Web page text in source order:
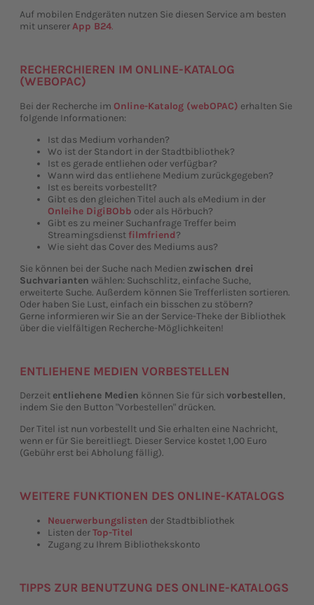
Auf mobilen Endgeräten nutzen Sie diesen Service am besten
mit unsererApp B24.
RECHERCHIEREN IM ONLINE-KATALOG
(WEBOPAC)
Bei der Recherche im Online-Katalog (webOPAC) erhalten Sie
folgende Informationen:
Ist das Medium vorhanden?
Wo ist der Standort in der Stadtbibliothek?
Ist es gerade entliehen oder verfügbar?
Wann wird das entliehene Medium zurückgegeben?
Ist es bereits vorbestellt?
Gibt es den gleichen Titel auch als eMedium in der
Onleihe DigiBObb oder als Hörbuch?
Gibt es zu meiner Suchanfrage Treffer beim
Streamingsdienst filmfriend?
Wie sieht das Cover des Mediums aus?
Sie können bei der Suche nach Medien zwischen drei
Suchvarianten wählen: Suchschlitz, einfache Suche,
erweiterte Suche. Außerdem können Sie Trefferlisten sortieren.
Oder haben Sie Lust, einfach ein bisschen zu stöbern?
Gerne informieren wir Sie an der Service-Theke der Bibliothek
über die vielfältigen Recherche-Möglichkeiten!
ENTLIEHENE MEDIEN VORBESTELLEN
Derzeit entliehene Medien können Sie für sich vorbestellen,
indem Sie den Button "Vorbestellen" drücken.
Der Titel ist nun vorbestellt und Sie erhalten eine Nachricht,
wenn er für Sie bereitliegt. Dieser Service kostet 1,00 Euro
(Gebühr erst bei Abholung fällig).
WEITERE FUNKTIONEN DES ONLINE-KATALOGS
Neuerwerbungslisten der Stadtbibliothek
Listen derTop-Titel
Zugang zu Ihrem Bibliothekskonto
TIPPS ZUR BENUTZUNG DES ONLINE-KATALOGS